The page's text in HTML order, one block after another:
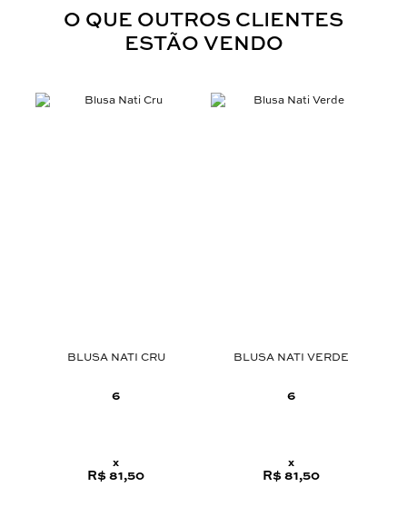
O QUE OUTROS CLIENTES
ESTÃO VENDO
BLUSA NATI CRU
6
x
R$ 81,50
BLUSA NATI VERDE
6
x
R$ 81,50